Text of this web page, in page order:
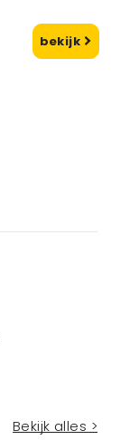
bekijk
Bekijk alles >